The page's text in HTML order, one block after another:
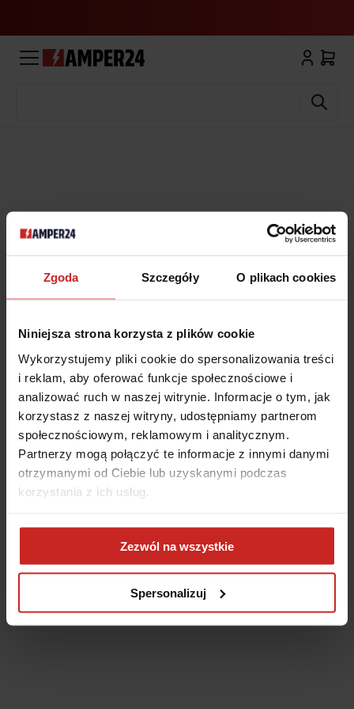
Zgoda Szczegóły O plikach cookies
Niniejsza strona korzysta z plików cookie
Wykorzystujemy pliki cookie do spersonalizowania treści
i reklam, aby oferować funkcje społecznościowe i
analizować ruch w naszej witrynie. Informacje o tym, jak
korzystasz z naszej witryny, udostępniamy partnerom
społecznościowym, reklamowym i analitycznym.
Partnerzy mogą połączyć te informacje z innymi danymi
otrzymanymi od Ciebie lub uzyskanymi podczas
korzystania z ich usług.
Zezwól na wszystkie
Spersonalizuj
browser console for more information)